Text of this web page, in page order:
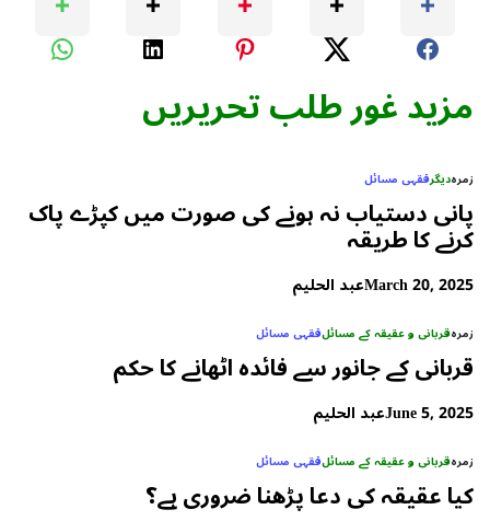
مزید غور طلب تحریریں
زمرہدیگرفقہی مسائل
پانی دستیاب نہ ہونے کی صورت میں کپڑے پاک
کرنے کا طریقہ
March 20, 2025عبد الحلیم
زمرہقربانی و عقیقہ کے مسائلفقہی مسائل
قربانی کے جانور سے فائدہ اٹھانے کا حکم
June 5, 2025عبد الحلیم
زمرہقربانی و عقیقہ کے مسائلفقہی مسائل
کیا عقیقہ کی دعا پڑھنا ضروری ہے؟